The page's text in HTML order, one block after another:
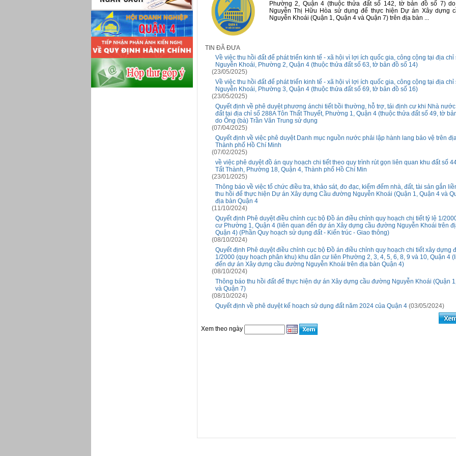
Phường 2, Quận 4 (thuộc thửa đất số 142, tờ bản đồ số 7)
Nguyễn Thị Hữu Hòa sử dụng để thực hiện Dự án Xây dựng
Nguyễn Khoái (Quận 1, Quận 4 và Quận 7) trên địa bàn ...
TIN ĐÃ ĐƯA
Về việc thu hồi đất để phát triển kinh tế - xã hội vì lợi ích quốc gia, công cộng tại địa chỉ
Nguyễn Khoái, Phường 2, Quận 4 (thuộc thửa đất số 63, tờ bản đồ số 14)
(23/05/2025)
Về việc thu hồi đất để phát triển kinh tế - xã hội vì lợi ích quốc gia, công cộng tại địa chỉ
Nguyễn Khoái, Phường 3, Quận 4 (thuộc thửa đất số 69, tờ bản đồ số 16)
(23/05/2025)
Quyết định về phê duyệt phương ánchi tiết bồi thường, hỗ trợ, tái định cư khi Nhà
đất tại địa chỉ số 288A Tôn Thất Thuyết, Phường 1, Quận 4 (thuộc thửa đất số 49, tờ
do Ông (bà) Trần Văn Trung sử dụng
(07/04/2025)
Quyết định về việc phê duyệt Danh mục nguồn nước phải lập hành lang bảo vệ trên
Thành phố Hồ Chí Minh
(07/02/2025)
về việc phê duyệt đồ án quy hoạch chi tiết theo quy trình rút gọn liên quan khu đất số
Tất Thành, Phường 18, Quận 4, Thành phố Hồ Chí Min
(23/01/2025)
Thông báo về việc tổ chức điều tra, khảo sát, đo đạc, kiểm đếm nhà, đất, tài sản gắn
thu hồi để thực hiện Dự án Xây dựng Cầu đường Nguyễn Khoái (Quận 1, Quận 4 và
địa bàn Quận 4
(11/10/2024)
Quyết định Phê duyệt điều chỉnh cục bộ Đồ án điều chỉnh quy hoạch chi tiết tỷ lệ 1/
cư Phường 1, Quận 4 (liên quan đến dự án Xây dựng cầu đường Nguyễn Khoái trên
Quận 4) (Phần Quy hoạch sử dụng đất - Kiến trúc - Giao thông)
(08/10/2024)
Quyết định Phê duyệt điều chỉnh cục bộ Đồ án điều chỉnh quy hoạch chi tiết xây dựng
1/2000 (quy hoạch phân khu) khu dân cư liên Phường 2, 3, 4, 5, 6, 8, 9 và 10, Quận 4
đến dự án Xây dựng cầu đường Nguyễn Khoái trên địa bàn Quận 4)
(08/10/2024)
Thông báo thu hồi đất để thực hiện dự án Xây dựng cầu đường Nguyễn Khoái (Quận
và Quận 7)
(08/10/2024)
Quyết định về phê duyệt kế hoạch sử dụng đất năm 2024 của Quận 4(03/05/2024)
Xem theo ngày